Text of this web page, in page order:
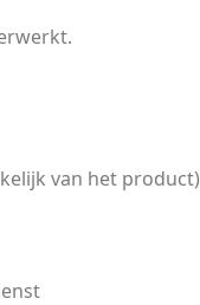
van het product)